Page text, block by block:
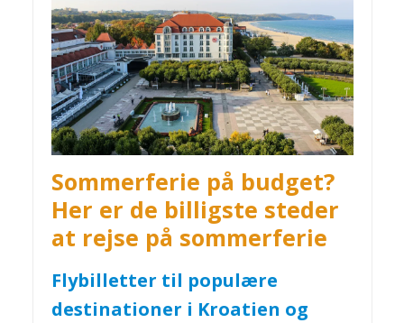
Sommerferie på budget?
Her er de billigste steder
at rejse på sommerferie
Flybilletter til populære
destinationer i Kroatien og